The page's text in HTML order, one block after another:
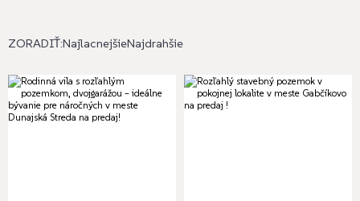
ZORADIŤ:NajlacnejšieNajdrahšie